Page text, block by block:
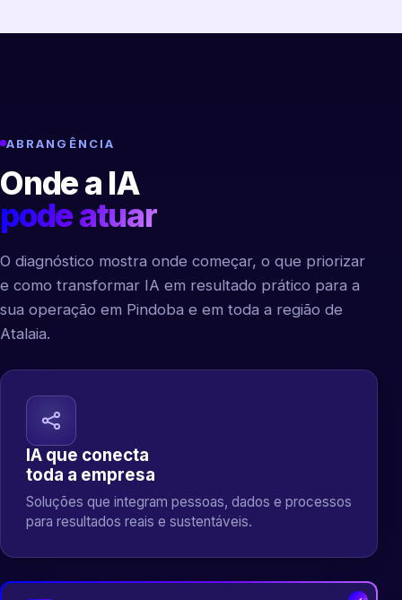
ABRANGÊNCIA
Onde a IA
pode atuar
O diagnóstico mostra onde começar, o que priorizar
e como transformar IA em resultado prático para a
sua operação em Pindoba e em toda a região de
Atalaia.
IA que conecta
toda a empresa
Soluções que integram pessoas, dados e processos
para resultados reais e sustentáveis.